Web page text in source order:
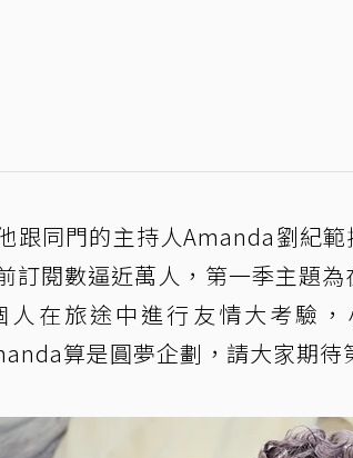
跟同門的主持人Amanda劉紀
訂閱數逼近萬人，第一季主題
人在旅途中進行友情大考驗
算是圓夢企劃，請大家期待